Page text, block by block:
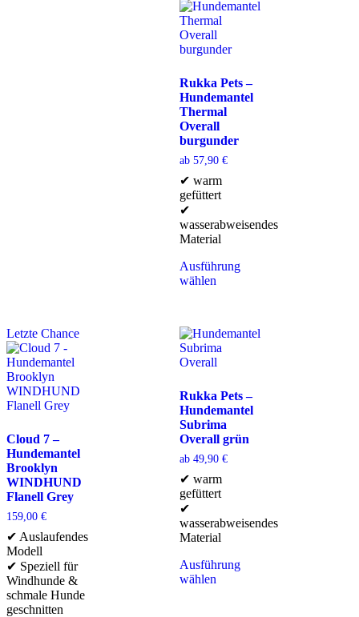
Rukka Pets –
Hundemantel
Thermal
Overall
burgunder
ab 57,90 €
✔ warm
gefüttert
✔
wasserabweisendes
Material
Ausführung
wählen
Letzte Chance
Cloud 7 –
Hundemantel
Brooklyn
WINDHUND
Flanell Grey
159,00 €
✔ Auslaufendes
Modell
✔ Speziell für
Windhunde &
schmale Hunde
geschnitten
Rukka Pets –
Hundemantel
Subrima
Overall grün
ab 49,90 €
✔ warm
gefüttert
✔
wasserabweisendes
Material
Ausführung
wählen